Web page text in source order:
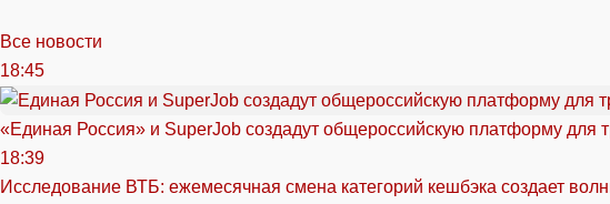
Все новости
18:45
«Единая Россия» и SuperJob создадут общероссийскую платформу для
18:39
Исследование ВТБ: ежемесячная смена категорий кешбэка создает